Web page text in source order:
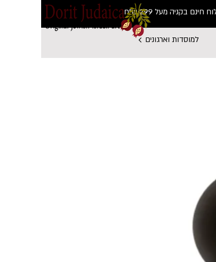
חינם בקניה מעל 299 ש"ח
למוסדות וארגונים